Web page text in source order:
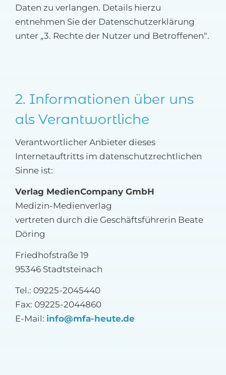
Daten zu verlangen. Details hierzu
entnehmen Sie der Datenschutzerklärung
unter „3. Rechte der Nutzer und Betroffenen“.
2. Informationen über uns
als Verantwortliche
Verantwortlicher Anbieter dieses
Internetauftritts im datenschutzrechtlichen
Sinne ist:
Verlag MedienCompany GmbH
Medizin-Medienverlag
vertreten durch die Geschäftsführerin Beate
Döring
Friedhofstraße 19
95346 Stadtsteinach
Tel.: 09225-2045440
Fax: 09225-2044860
E-Mail: info@mfa-heute.de